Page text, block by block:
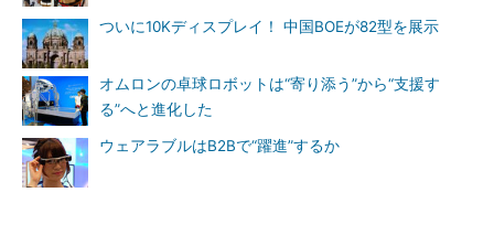
ついに10Kディスプレイ！ 中国BOEが82型を展示
オムロンの卓球ロボットは“寄り添う”から“支援す
る”へと進化した
ウェアラブルはB2Bで“躍進”するか